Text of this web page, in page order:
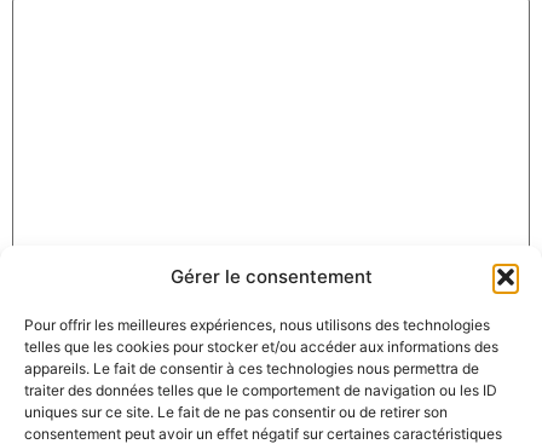
Gérer le consentement
Pour offrir les meilleures expériences, nous utilisons des technologies
telles que les cookies pour stocker et/ou accéder aux informations des
appareils. Le fait de consentir à ces technologies nous permettra de
traiter des données telles que le comportement de navigation ou les ID
uniques sur ce site. Le fait de ne pas consentir ou de retirer son
consentement peut avoir un effet négatif sur certaines caractéristiques
E-mail*